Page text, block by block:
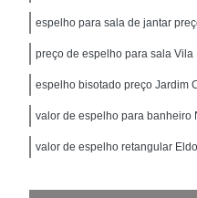
espelho para sala de jantar
preço de espelho para sala Vila
espelho bisotado preço Jardim
valor de espelho para banheiro
valor de espelho retangular